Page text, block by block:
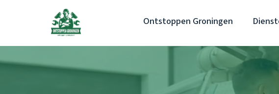
Ontstoppen Groningen